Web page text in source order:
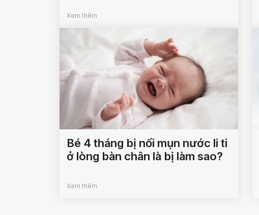
Xem thêm
Bé 4 tháng bị nổi mụn nước li ti
ở lòng bàn chân là bị làm sao?
Xem thêm